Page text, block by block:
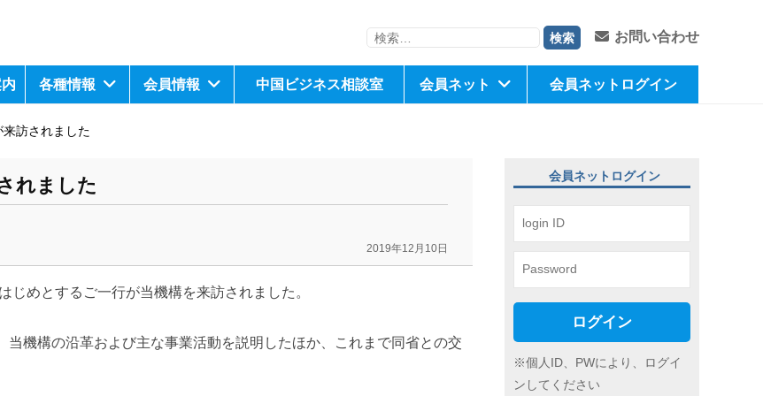
検
お問い合わせ
各種情報 会員情報 中国ビジネス相談室 会員ネット 会員ネットログイン
来訪されました
れました
2019年12月10日
じめとするご一行が当機構を来訪されました。
機構の沿革および主な事業活動を説明したほか、これまで同省との交
会員ネットログイン
ログイン
※個人ID、PWにより、ログイ
ンしてください